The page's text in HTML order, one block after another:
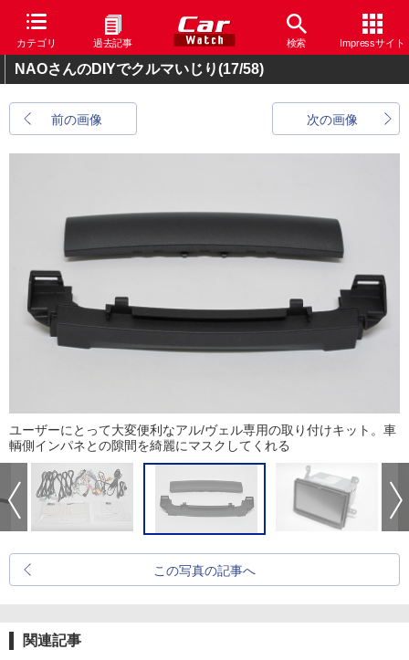
カテゴリ 過去記事 検索 Impressサイト
NAOさんのDIYでクルマいじり(17/58)
前の画像 次の画像
ユーザーにとって大変便利なアル/ヴェル専用の取り付けキット。車
輌側インパネとの隙間を綺麗にマスクしてくれる
この写真の記事へ
関連記事